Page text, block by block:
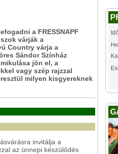
a FRESSNAPF
várják a
Country várja a
Sándor Színház
jön el, a
vagy szép rajzzal
milyen kisgyereknek
invitálja a
az ünnepi készülődés